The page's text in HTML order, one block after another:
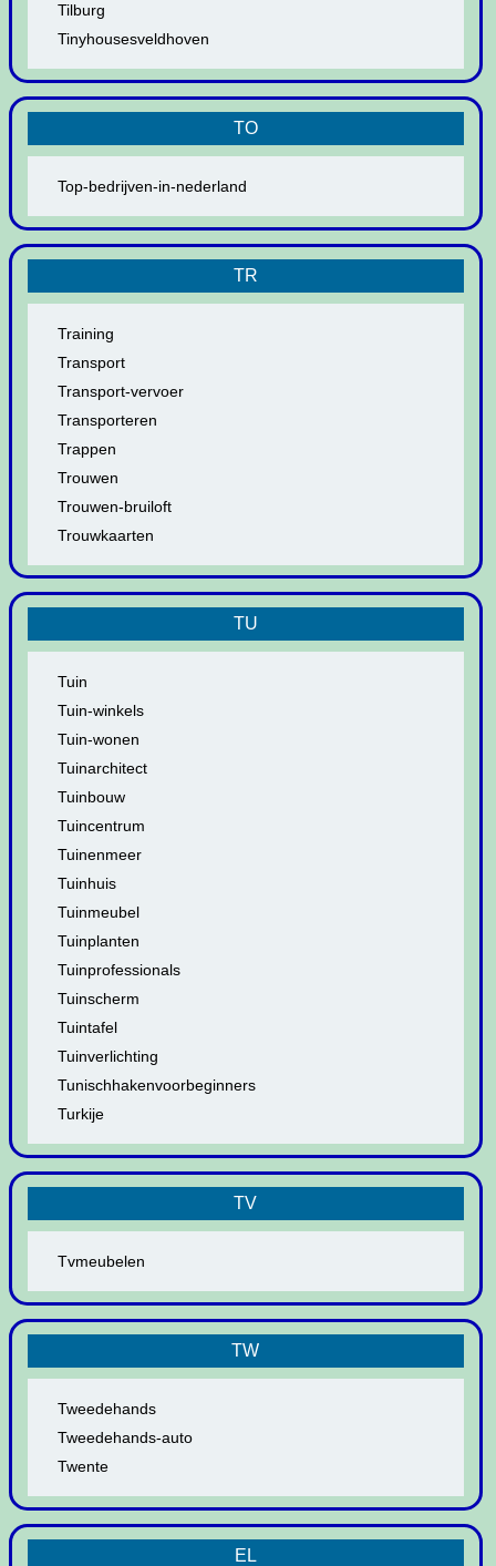
Tilburg
Tinyhousesveldhoven
TO
Top-bedrijven-in-nederland
TR
Training
Transport
Transport-vervoer
Transporteren
Trappen
Trouwen
Trouwen-bruiloft
Trouwkaarten
TU
Tuin
Tuin-winkels
Tuin-wonen
Tuinarchitect
Tuinbouw
Tuincentrum
Tuinenmeer
Tuinhuis
Tuinmeubel
Tuinplanten
Tuinprofessionals
Tuinscherm
Tuintafel
Tuinverlichting
Tunischhakenvoorbeginners
Turkije
TV
Tvmeubelen
TW
Tweedehands
Tweedehands-auto
Twente
EL